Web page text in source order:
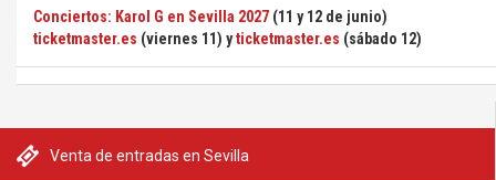
Venta de entradas en Sevilla
Conciertos: Karol G en Sevilla 2027 (11 y 12 de junio)
ticketmaster.es (viernes 11) yticketmaster.es (sábado 12)